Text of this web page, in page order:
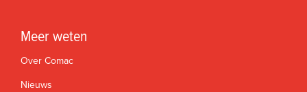
Meer weten
Over Comac
Nieuws